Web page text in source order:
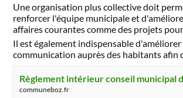
Une organisation plus collective doit
renforcer l'équipe municipale et
affaires courantes comme des projets
Il est également indispensable d'améliorer
communication auprès des habitants afin
Règlement intérieur conseil municipal
communeboz.fr